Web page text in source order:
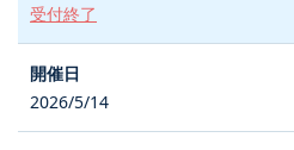
受付終了
2026/5/14